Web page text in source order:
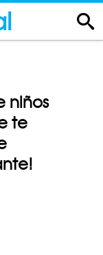
niños
te